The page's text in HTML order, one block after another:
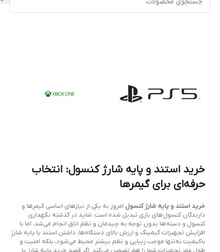
خرید استند و پایه شارژ کنسول: انتخاب
حرفه‌ای برای گیمرها
خرید استند و پایه شارژ کنسول امروز به یکی از نیازهای اساسی گیمرها و
دارندگان کنسول‌های بازی تبدیل شده است. شاید در گذشته نگهداری
کنسول و دسته‌ها بدون توجه به چیدمان و نظم اتاق انجام می‌شد، اما با
افزایش تجهیزات گیمینگ و ارزش بالای دستگاه‌ها، داشتن استند یا پایه شارژ
باکیفیت نه‌تنها موجب زیبایی و نظم بیشتر محیط می‌شود، بلکه امنیت و
طول عمر تجهیزات شما را هم تضمین می‌کند. اگر قصد خرید پایه شارژ یا